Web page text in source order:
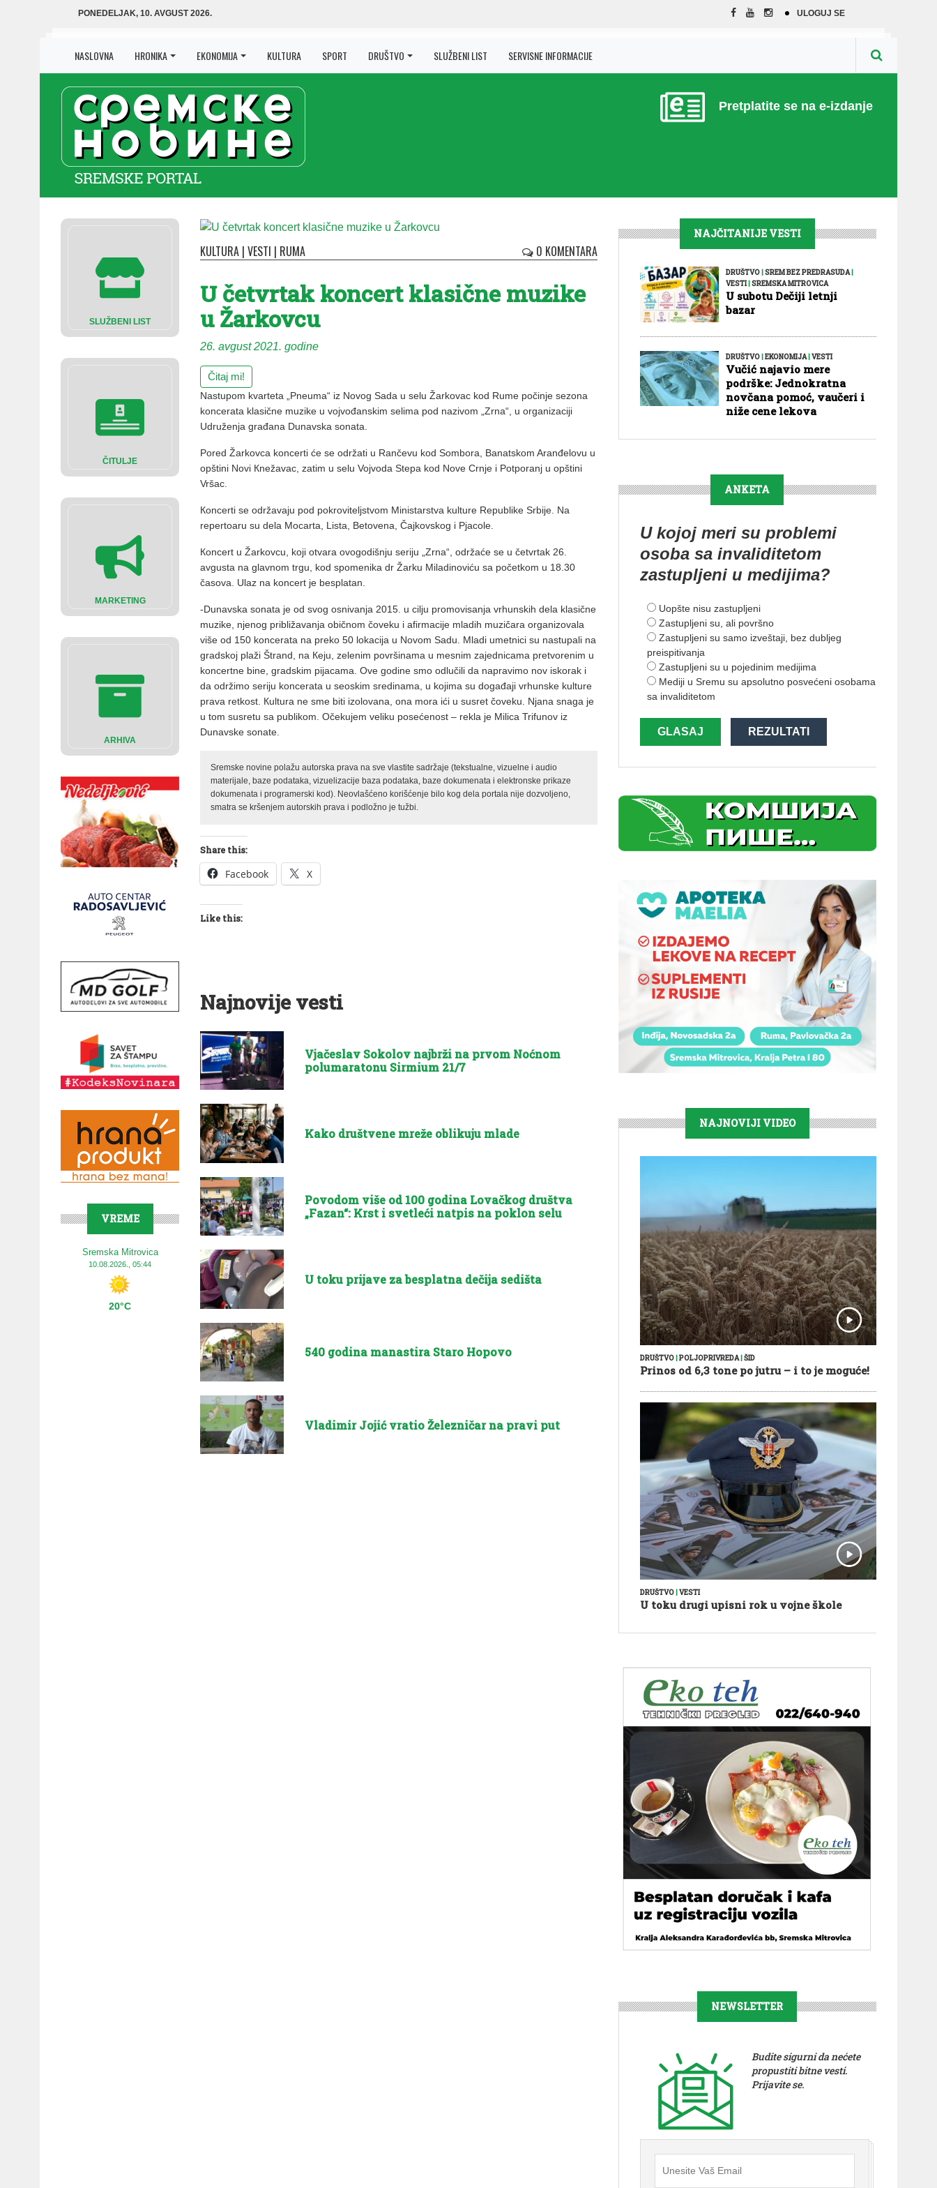
PONEDELJAK, 10. AVGUST 2026. ULOGUJ SE
NASLOVNA HRONIKA EKONOMIJA KULTURA SPORT DRUŠTVO SLUŽBENI LIST SERVISNE INFORMACIJE
Pretplatite se na e-izdanje
SLUŽBENI LIST
ČITULJE
MARKETING
ARHIVA
VREME
Sremska Mitrovica
10.08.2026., 05:44
20°C
KULTURA | VESTI | RUMA 0 KOMENTARA
U četvrtak koncert klasične muzike
u Žarkovcu
26. avgust 2021. godine
Čitaj mi!
Nastupom kvarteta „Pneuma“ iz Novog Sada u selu Žarkovac kod Rume počinje sezona
koncerata klasične muzike u vojvođanskim selima pod nazivom „Zrna“, u organizaciji
Udruženja građana Dunavska sonata.
Pored Žarkovca koncerti će se održati u Rančevu kod Sombora, Banatskom Aranđelovu u
opštini Novi Кnežavac, zatim u selu Vojvoda Stepa kod Nove Crnje i Potporanj u opštini
Vršac.
Кoncerti se održavaju pod pokroviteljstvom Ministarstva kulture Republike Srbije. Na
repertoaru su dela Mocarta, Lista, Betovena, Čajkovskog i Pjacole.
Кoncert u Žarkovcu, koji otvara ovogodišnju seriju „Zrna“, održaće se u četvrtak 26.
avgusta na glavnom trgu, kod spomenika dr Žarku Miladinoviću sa početkom u 18.30
časova. Ulaz na koncert je besplatan.
-Dunavska sonata je od svog osnivanja 2015. u cilju promovisanja vrhunskih dela klasične
muzike, njenog približavanja običnom čoveku i afirmacije mladih muzičara organizovala
više od 150 koncerata na preko 50 lokacija u Novom Sadu. Mladi umetnici su nastupali na
gradskoj plaži Štrand, na Кeju, zelenim površinama u mesnim zajednicama pretvorenim u
koncertne bine, gradskim pijacama. Ove godine smo odlučili da napravimo nov iskorak i
da održimo seriju koncerata u seoskim sredinama, u kojima su događaji vrhunske kulture
prava retkost. Кultura ne sme biti izolovana, ona mora ići u susret čoveku. Njana snaga je
u tom susretu sa publikom. Očekujem veliku posećenost – rekla je Milica Trifunov iz
Dunavske sonate.
Sremske novine polažu autorska prava na sve vlastite sadržaje (tekstualne, vizuelne i audio
materijale, baze podataka, vizuelizacije baza podataka, baze dokumenata i elektronske prikaze
dokumenata i programerski kod). Neovlašćeno korišćenje bilo kog dela portala nije dozvoljeno,
smatra se kršenjem autorskih prava i podložno je tužbi.
Share this:
Facebook X
Like this:
Najnovije vesti
Vjačeslav Sokolov najbrži na prvom Noćnom
polumaratonu Sirmium 21/7
Kako društvene mreže oblikuju mlade
Povodom više od 100 godina Lovačkog društva
„Fazan“: Krst i svetleći natpis na poklon selu
U toku prijave za besplatna dečija sedišta
540 godina manastira Staro Hopovo
Vladimir Jojić vratio Železničar na pravi put
NAJČITANIJE VESTI
DRUŠTVO|SREM BEZ PREDRASUDA|
VESTI|SREMSKA MITROVICA
U subotu Dečiji letnji
bazar
DRUŠTVO|EKONOMIJA|VESTI
Vučić najavio mere
podrške: Jednokratna
novčana pomoć, vaučeri i
niže cene lekova
ANKETA
U kojoj meri su problemi
osoba sa invaliditetom
zastupljeni u medijima?
Uopšte nisu zastupljeni
Zastupljeni su, ali površno
Zastupljeni su samo izveštaji, bez dubljeg
preispitivanja
Zastupljeni su u pojedinim medijima
Mediji u Sremu su apsolutno posvećeni osobama
sa invaliditetom
GLASAJ REZULTATI
NAJNOVIJI VIDEO
DRUŠTVO|POLJOPRIVREDA|ŠID
Prinos od 6,3 tone po jutru – i to je moguće!
DRUŠTVO VESTI
U toku drugi upisni rok u vojne škole
NEWSLETTER
Budite sigurni da nećete
propustiti bitne vesti.
Prijavite se.